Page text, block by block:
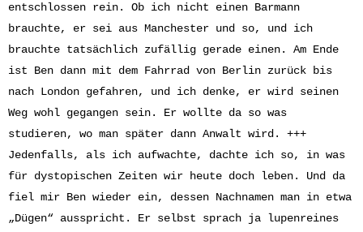
entschlossen rein. Ob ich nicht einen Barmann
brauchte, er sei aus Manchester und so, und ich
brauchte tatsächlich zufällig gerade einen. Am Ende
ist Ben dann mit dem Fahrrad von Berlin zurück bis
nach London gefahren, und ich denke, er wird seinen
Weg wohl gegangen sein. Er wollte da so was
studieren, wo man später dann Anwalt wird. +++
Jedenfalls, als ich aufwachte, dachte ich so, in was
für dystopischen Zeiten wir heute doch leben. Und da
fiel mir Ben wieder ein, dessen Nachnamen man in etwa
„Dügen“ ausspricht. Er selbst sprach ja lupenreines